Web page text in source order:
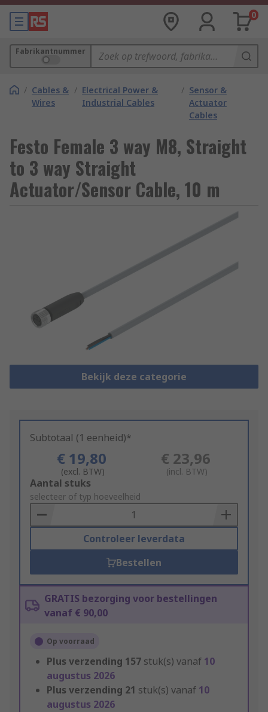
0
Fabrikantnummer
/ Cables &
Wires
/ Electrical Power &
Industrial Cables
/ Sensor &
Actuator
Cables
Festo Female 3 way M8, Straight
to 3 way Straight
Actuator/Sensor Cable, 10 m
Bekijk deze categorie
Subtotaal (1 eenheid)*
€ 19,80
(excl. BTW)
€ 23,96
(incl. BTW)
Add
to
Basket
Aantal stuks
selecteer of typ hoeveelheid
Controleer leverdata
Bestellen
GRATIS bezorging voor bestellingen
vanaf € 90,00
Op voorraad
Plus verzending 157 stuk(s) vanaf 10
augustus 2026
Plus verzending 21 stuk(s) vanaf 10
augustus 2026